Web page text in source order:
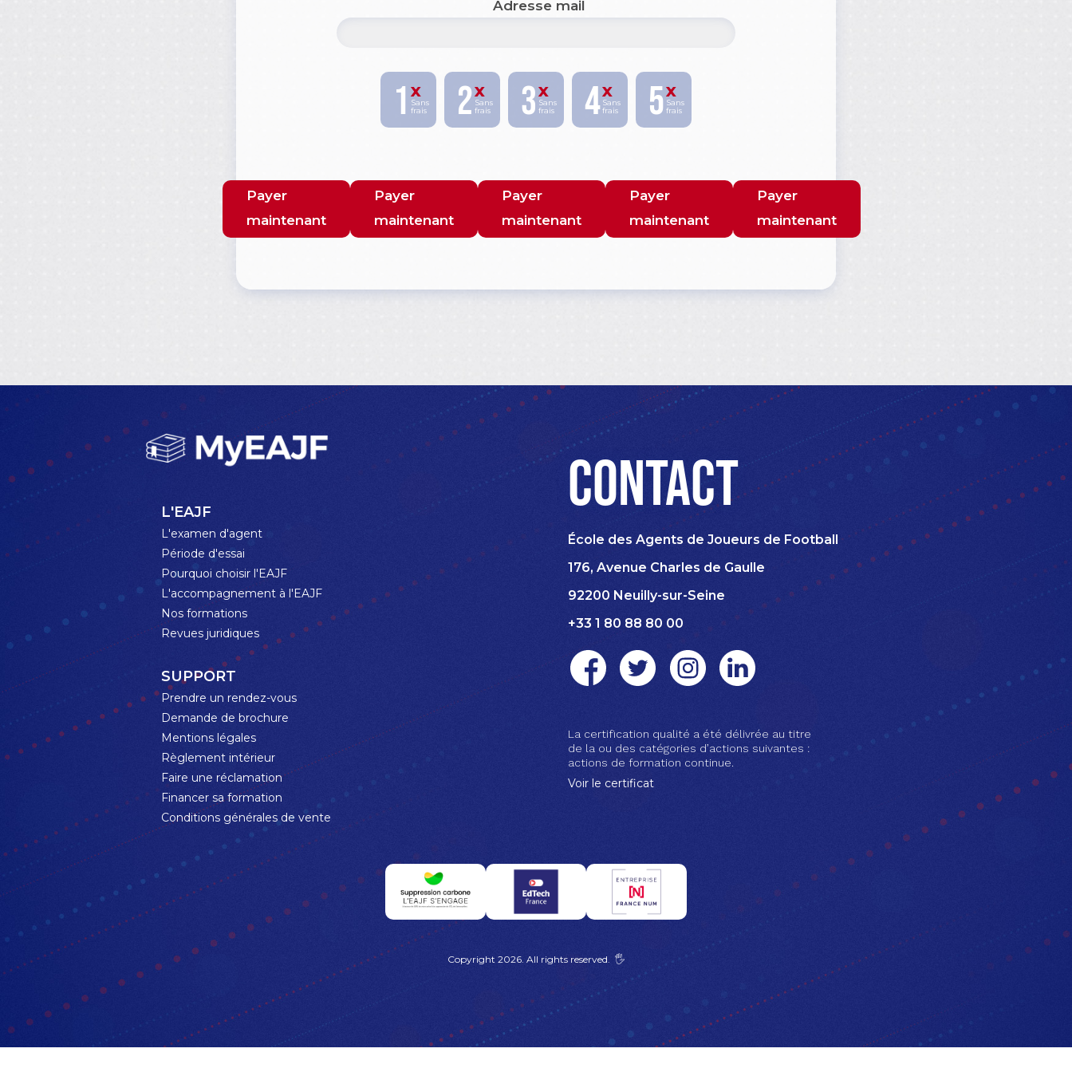
Adresse mail
1 x
Sans
frais 2x
Sans
frais 3x
Sans
frais 4x
Sans
frais 5x
Sans
frais
Payer
maintenant
Payer
maintenant
Payer
maintenant
Payer
maintenant
Payer
maintenant
L'EAJF
L'examen d'agent
Période d'essai
Pourquoi choisir l'EAJF
L'accompagnement à l'EAJF
Nos formations
Revues juridiques
SUPPORT
Prendre un rendez-vous
Demande de brochure
Mentions légales
Règlement intérieur
Faire une réclamation
Financer sa formation
Conditions générales de vente
Contact
École des Agents de Joueurs de Football
176, Avenue Charles de Gaulle
92200 Neuilly-sur-Seine
+33 1 80 88 80 00
La certification qualité a été délivrée au titre
de la ou des catégories d’actions suivantes :
actions de formation continue.
Voir le certificat
Copyright 2026. All rights reserved. 🖐️